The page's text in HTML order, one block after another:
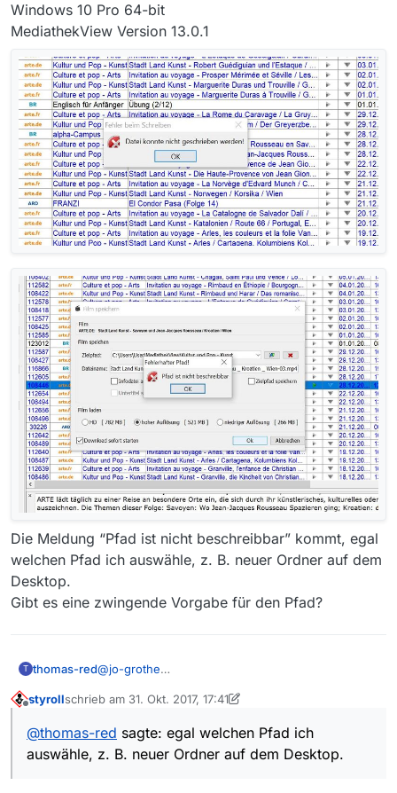
Windows 10 Pro 64-bit
MediathekView Version 13.0.1
Die Meldung “Pfad ist nicht beschreibbar” kommt, egal
welchen Pfad ich auswähle, z. B. neuer Ordner auf dem
Desktop.
Gibt es eine zwingende Vorgabe für den Pfad?
T thomas-red@jo-grothe
ich bin nicht so firm in diesen Dingen, bitte um
Java Version 8 Update 151
Windows 10 Pro 64-bit
styrollschrieb am 31. Okt. 2017, 17:41
zuletzt editiert von styroll
@thomas-red sagte: egal welchen Pfad ich
auswähle, z. B. neuer Ordner auf dem Desktop.